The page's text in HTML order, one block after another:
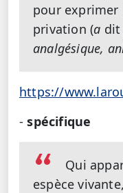
pour exprimer
privation (a
analgésique,
https://
-spécifique
Qui
espèce